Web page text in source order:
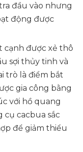
đầu vào nhưng
động được
cạnh được xẻ thô
sợi thủy tinh và
trò là điểm bắt
gia công bằng
với hồ quang
cụ cacbua sắc
để giảm thiểu